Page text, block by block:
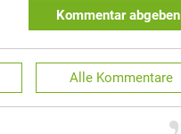
Kommentar abgeben
Alle Kommentare